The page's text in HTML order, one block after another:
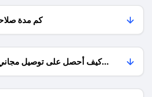
كم مدة
كيف أحصل على توصيل